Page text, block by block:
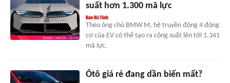
suất hơn 1.300 mã lực
Theo ông chủ BMW M, hệ truyền động 4 động
cơ của EV có thể tạo ra công suất lên tới 1.341
mã lực.
Ôtô giá rẻ đang dần biến mất?